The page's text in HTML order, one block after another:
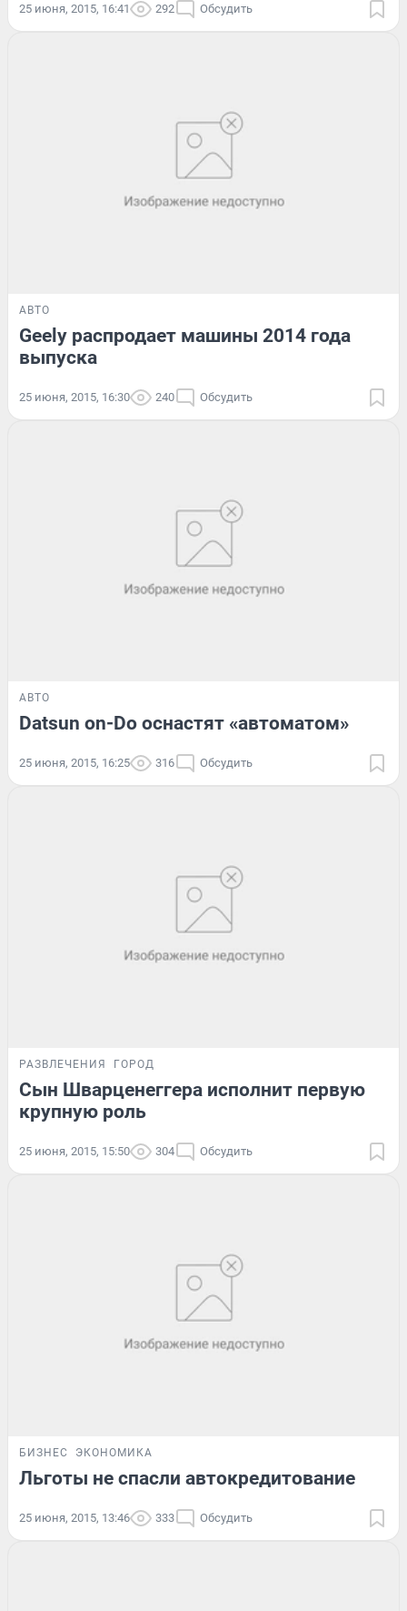
25 июня, 2015, 16:41 292 Обсудить
АВТО
Geely распродает машины 2014 года
выпуска
25 июня, 2015, 16:30 240 Обсудить
АВТО
Datsun on-Do оснастят «автоматом»
25 июня, 2015, 16:25 316 Обсудить
РАЗВЛЕЧЕНИЯ ГОРОД
Сын Шварценеггера исполнит первую
крупную роль
25 июня, 2015, 15:50 304 Обсудить
БИЗНЕС ЭКОНОМИКА
Льготы не спасли автокредитование
25 июня, 2015, 13:46 333 Обсудить